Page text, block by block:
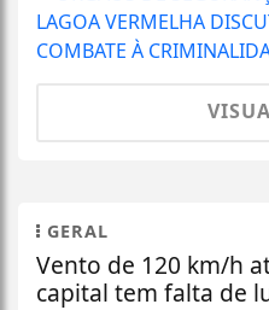
GERAL
Vento de 120 km/h
capital tem falta de